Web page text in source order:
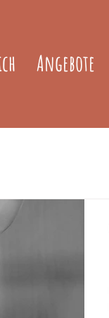
Angebote